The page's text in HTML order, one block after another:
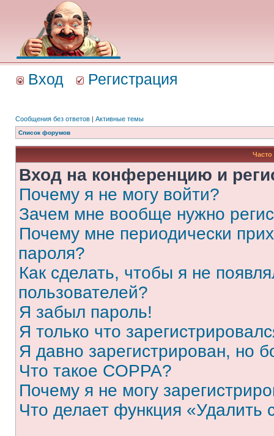
Вход Регистрация
Сообщения без ответов | Активные темы
Список форумов
Вход на конференцию и
Почему я не могу войти?
Зачем мне вообще нужно
Почему мне периодически
пароля?
Как сделать, чтобы я не
пользователей?
Я забыл пароль!
Я только что
Я давно зарегистрирован, но
Что такое COPPA?
Почему я не могу
Что делает функция «Удалить